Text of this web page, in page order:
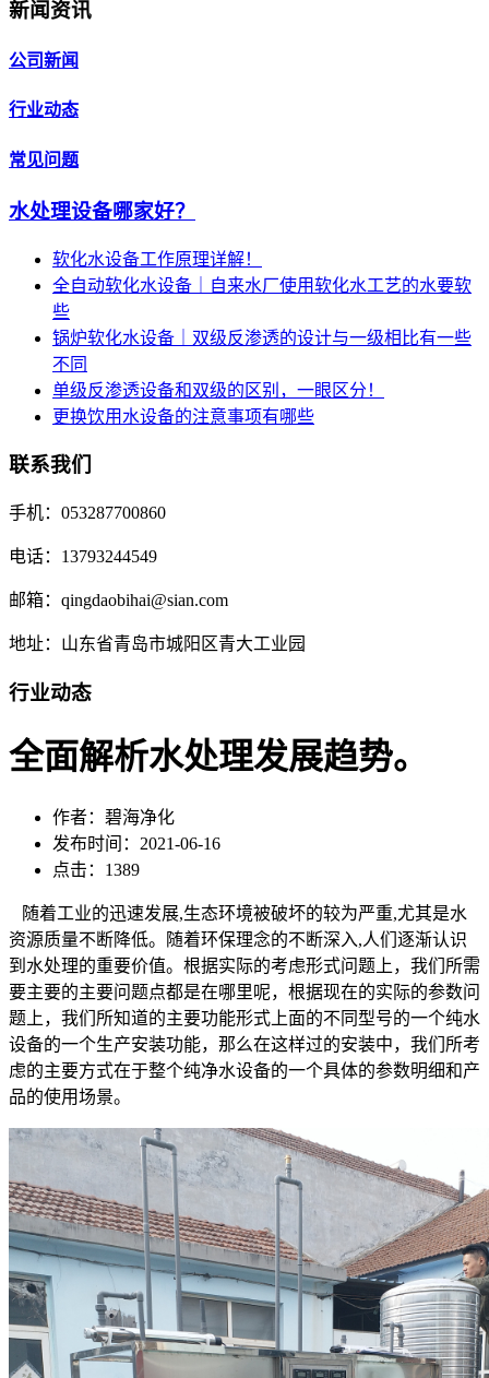
新闻资讯
公司新闻
行业动态
常见问题
水处理设备哪家好？
软化水设备工作原理详解！
全自动软化水设备｜自来水厂使用软化水工艺的水要软
些
锅炉软化水设备｜双级反渗透的设计与一级相比有一些
不同
单级反渗透设备和双级的区别，一眼区分！
更换饮用水设备的注意事项有哪些
联系我们
手机：053287700860
电话：13793244549
邮箱：qingdaobihai@sian.com
地址：山东省青岛市城阳区青大工业园
行业动态
全面解析水处理发展趋势。
作者：碧海净化
发布时间：2021-06-16
点击：1389
随着工业的迅速发展,生态环境被破坏的较为严重,尤其是水
资源质量不断降低。随着环保理念的不断深入,人们逐渐认识
到水处理的重要价值。根据实际的考虑形式问题上，我们所需
要主要的主要问题点都是在哪里呢，根据现在的实际的参数问
题上，我们所知道的主要功能形式上面的不同型号的一个纯水
设备的一个生产安装功能，那么在这样过的安装中，我们所考
虑的主要方式在于整个纯净水设备的一个具体的参数明细和产
品的使用场景。